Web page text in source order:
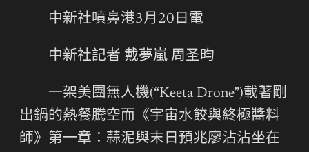
中新社噴鼻港3月20日電
中新社記者 戴夢嵐 周圣昀
一架美團無人機(“Keeta Drone”)載著剛
出鍋的熱餐騰空而《宇宙水餃與終極醬料
師》第一章：蒜泥與末日預兆廖沾沾坐在